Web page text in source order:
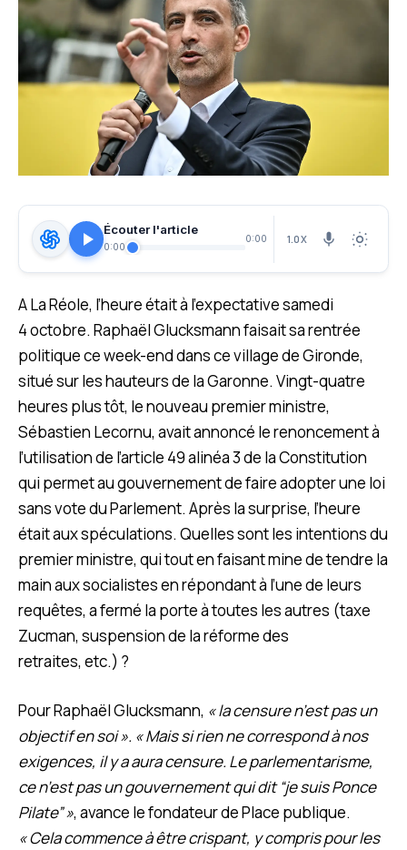
Écouter l'article
0:00
0:00 1.0X
A La Réole, l’heure était à l’expectative samedi
4 octobre. Raphaël Glucksmann faisait sa rentrée
politique ce week-end dans ce village de Gironde,
situé sur les hauteurs de la Garonne. Vingt-quatre
heures plus tôt, le nouveau premier ministre,
Sébastien Lecornu, avait annoncé le renoncement à
l’utilisation de l’article 49 alinéa 3 de la Constitution
qui permet au gouvernement de faire adopter une loi
sans vote du Parlement. Après la surprise, l’heure
était aux spéculations. Quelles sont les intentions du
premier ministre, qui tout en faisant mine de tendre la
main aux socialistes en répondant à l’une de leurs
requêtes, a fermé la porte à toutes les autres (taxe
Zucman, suspension de la réforme des
retraites, etc.) ?
Pour Raphaël Glucksmann, « la censure n’est pas un
objectif en soi ». « Mais si rien ne correspond à nos
exigences, il y a aura censure. Le parlementarisme,
ce n’est pas un gouvernement qui dit “je suis Ponce
Pilate” », avance le fondateur de Place publique.
« Cela commence à être crispant, y compris pour les